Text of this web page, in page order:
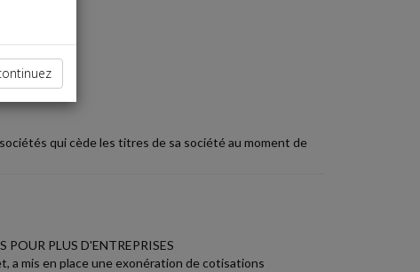
qui cède les titres de sa société au moment de
PLUS D'ENTREPRISES
a mis en place une exonération de cotisations